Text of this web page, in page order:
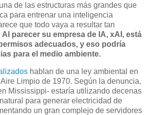
de las estructuras más grandes que
para entrenar una inteligencia
que todo vaya a resultar tan
Al parecer su empresa de IA, xAI, está
adecuados, y eso podría
para el medio ambiente.
hablan de una ley ambiental en
Limpio de 1970. Según la denuncia,
Mississippi- estaría utilizando decenas
para generar electricidad de
un gran complejo de servidores